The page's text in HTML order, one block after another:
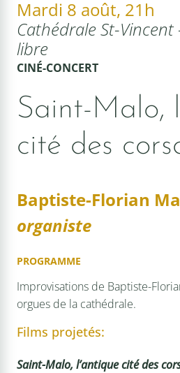
Mardi 8 août, 21h
Cathédrale St-
libre
CINÉ-CONCERT
Saint-Malo,
cité des
Baptiste-Florian
organiste
PROGRAMME
Improvisations de Baptiste-
orgues de la cathédrale.
Films projetés:
Saint-Malo, l’antique cité des